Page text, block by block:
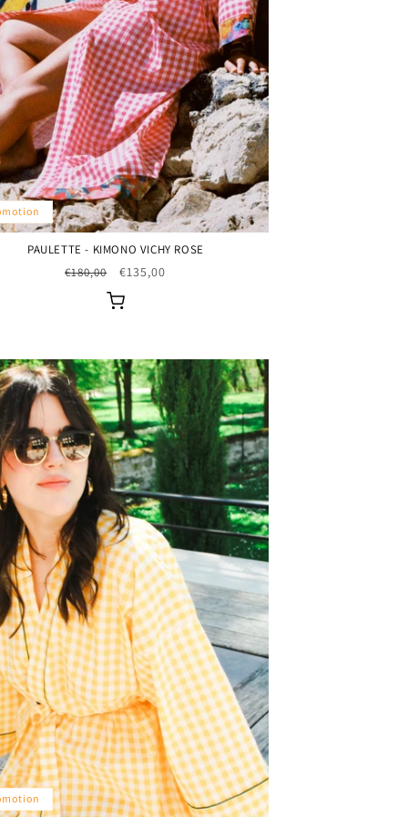
PAULETTE - KIMONO VICHY ROSE
Prix
habituel
€180,00
Prix
€135,00